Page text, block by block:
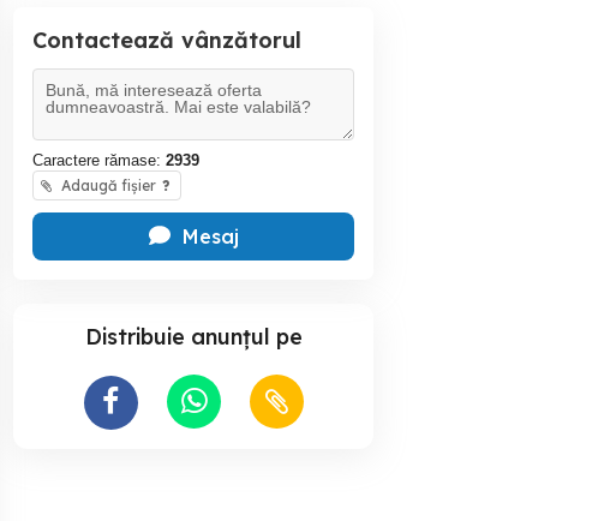
Contactează vânzătorul
Caractere rămase: 2939
Adaugă fișier ?
Mesaj
Distribuie anunțul pe